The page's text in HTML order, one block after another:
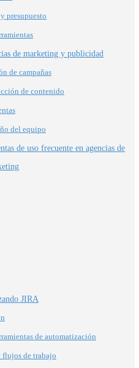
presupuesto
de marketing y publicidad
de campañas
de contenido
del equipo
de uso frecuente en agencias de
JIRA
de automatización
de trabajo